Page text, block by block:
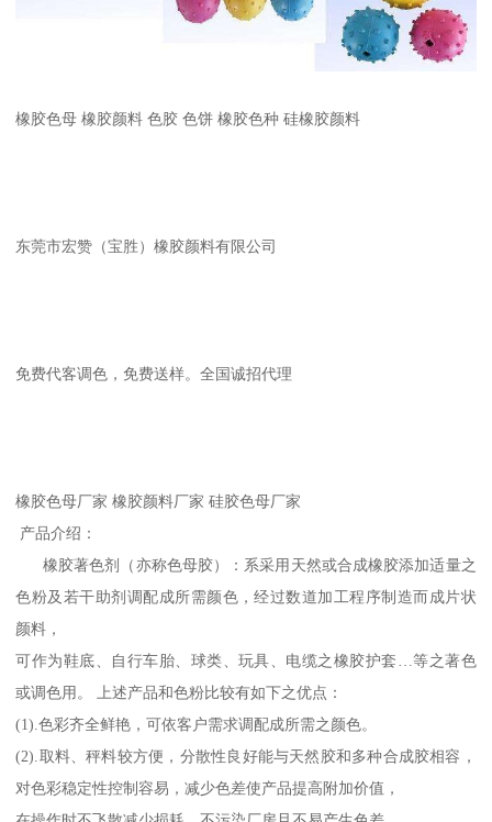
橡胶色母 橡胶颜料 色胶 色饼 橡胶色种 硅橡胶颜料
东莞市宏赞（宝胜）橡胶颜料有限公司
免费代客调色，免费送样。全国诚招代理
橡胶色母厂家 橡胶颜料厂家 硅胶色母厂家
产品介绍：
橡胶著色剂（亦称色母胶）：系采用天然或合成橡胶添加适量之
色粉及若干助剂调配成所需颜色，经过数道加工程序制造而成片状
颜料，
可作为鞋底、自行车胎、球类、玩具、电缆之橡胶护套…等之著色
或调色用。 上述产品和色粉比较有如下之优点：
(1).色彩齐全鲜艳，可依客户需求调配成所需之颜色。
(2).取料、秤料较方便，分散性良好能与天然胶和多种合成胶相容，
对色彩稳定性控制容易，减少色差使产品提高附加价值，